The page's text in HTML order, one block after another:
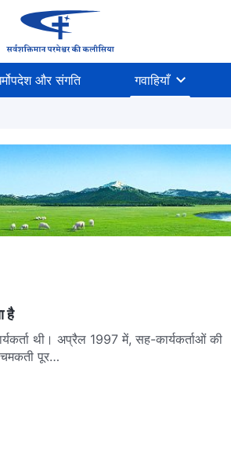
और संगति गवाहियाँ
है
थी। अप्रैल 1997 में, सह-कार्यकर्ताओं की
पूर…